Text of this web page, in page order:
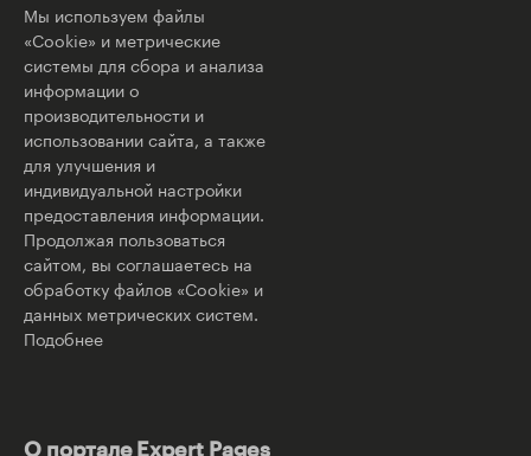
Мы используем файлы
«Cookie» и метрические
системы для сбора и анализа
информации о
производительности и
использовании сайта, а также
для улучшения и
индивидуальной настройки
предоставления информации.
Продолжая пользоваться
сайтом, вы соглашаетесь на
обработку файлов «Cookie» и
данных метрических систем.
Подобнее
О портале Expert Pages